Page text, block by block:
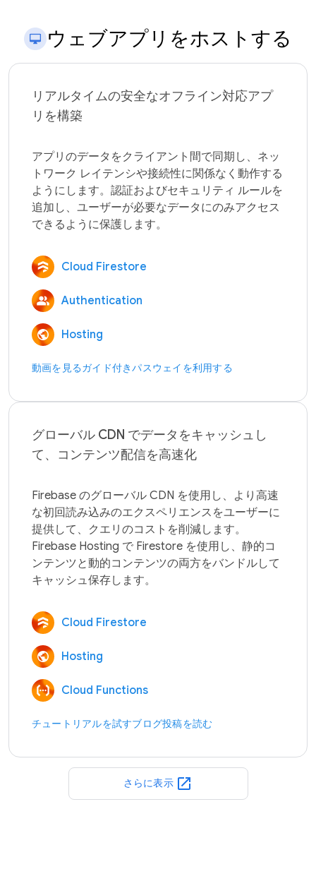
ウェブアプリをホストする
リアルタイムの安全なオフライン対応アプ
リを構築
アプリのデータをクライアント間で同期し、ネッ
トワーク レイテンシや接続性に関係なく動作する
ようにします。認証およびセキュリティ ルールを
追加し、ユーザーが必要なデータにのみアクセス
Cloud Firestore
Authentication
Hosting
動画を見るガイド付きパスウェイを利用する
グローバル CDN でデータをキャッシュし
て、コンテンツ配信を高速化
Firebase のグローバル CDN を使用し、より高速
な初回読み込みのエクスペリエンスをユーザーに
提供して、クエリのコストを削減します。
Firebase Hosting で Firestore を使用し、静的コ
ンテンツと動的コンテンツの両方をバンドルして
Cloud Firestore
Hosting
Cloud Functions
チュートリアルを試すブログ投稿を読む
さらに表示 open_in_new